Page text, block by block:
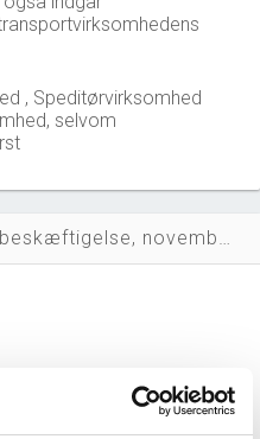
, Speditørvirksomhed
selvom
Nøgletal for branchen (beskæftigelse, november 2023)